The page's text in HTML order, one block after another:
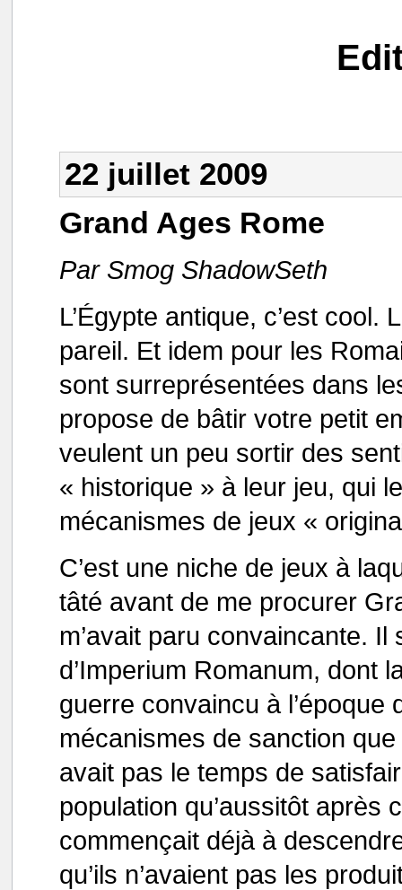
22 juillet 2009
Grand Ages Rome
Par Smog ShadowSeth
L’Égypte antique, c’est
pareil. Et idem pour les
sont surreprésentées dans
propose de bâtir votre petit
veulent un peu sortir des
« historique » à leur jeu, qui
mécanismes de jeux «
C’est une niche de jeux à
tâté avant de me procurer
m’avait paru convaincante.
d’Imperium Romanum, dont
guerre convaincu à
mécanismes de sanction
avait pas le temps de
population qu’aussitôt après
commençait déjà à
qu’ils n’avaient pas les